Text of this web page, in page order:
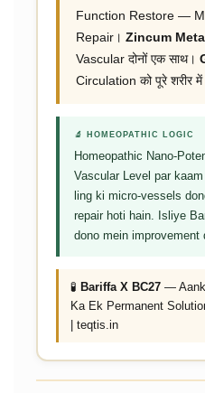
Function Restore —
Repair। Zincum
Vascular दोनों एक साथ।
Circulation को पूरे शरीर में
🔬 HOMEOPATHIC LOGIC
Homeopathic Nano-
Vascular Level par
ling ki micro-vessels
repair hoti hain. Isliye
dono mein improvement
🧪 Bariffa X BC27—
Ka Ek Permanent
| teqtis.in